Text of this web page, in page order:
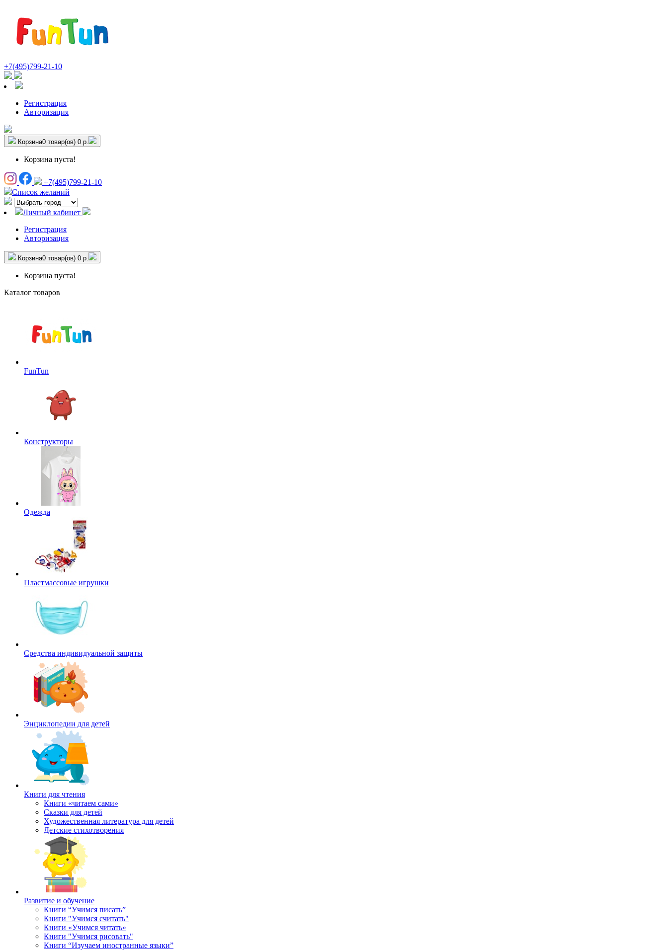
+7(495)799-21-10
Регистрация
Авторизация
Корзина0 товар(ов) 0 р.
Корзина пуста!
+7(495)799-21-10
Список желаний
Личный кабинет
Регистрация
Авторизация
Корзина0 товар(ов) 0 р.
Корзина пуста!
Каталог товаров
FunTun
Конструкторы
Одежда
Пластмассовые игрушки
Средства индивидуальной защиты
Энциклопедии для детей
Книги для чтения
Книги «читаем сами»
Сказки для детей
Художественная литература для детей
Детские стихотворения
Развитие и обучение
Книги “Учимся писать”
Книги "Учимся считать"
Книги «Учимся читать»
Книги "Учимся рисовать"
Книги “Изучаем иностранные языки”